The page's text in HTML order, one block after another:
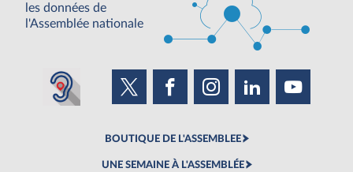
les données de
l'Assemblée nationale
BOUTIQUE DE L'ASSEMBLEE
UNE SEMAINE À L'ASSEMBLÉE